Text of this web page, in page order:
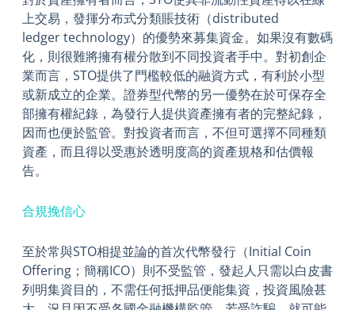
上交易，發揮分布式分類賬技術（distributed
ledger technology）的優勢來募集資金。如果沒有數碼
化，則很難將擁有權分散到不同投資者手中。對初創企
業而言，STO提供了門檻較低的融資方式，有利於小型
或新成立的企業。證券型代幣的另一優勢在於可保存全
部擁有權紀錄，為發行人提供資產擁有者的完整紀錄，
因而也便於監管。對投資者而言，不但可選擇不同種類
資產，而且得以受惠於透明度高的資產規格和估價報
告。
合規挽信心
至於常與STO相提並論的首次代幣發行（Initial Coin
Offering；簡稱ICO）則不受監管，發起人只需以白皮書
列明集資目的，不需任何抵押品便能集資，投資風險甚